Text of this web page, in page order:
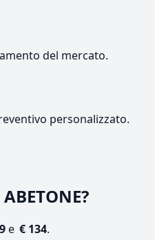
del mercato.
personalizzato.
e € 134.